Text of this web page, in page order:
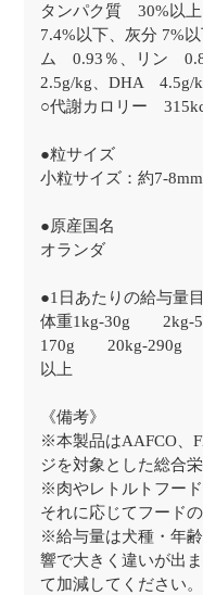
タンパク質 30%以
7.4%以下、灰分 7%
ム 0.93％、リン
2.5g/kg、DHA 4.5g/
○代謝カロリー
●粒サイズ
小粒サイズ：約7-
●原産国名
オランダ
●1日あたりの給与量
体重1kg-30g
170g 20kg-290g
以上
《備考》
※本製品はAAFCO、
ジを対象とした総合
※肉やレトルトフード
それに応じてフード
※給与量は犬種・年
響で大きく違いが出
て加減してください。